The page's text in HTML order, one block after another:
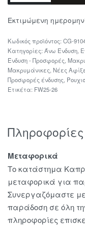
Εκτιμώμενη
CG-
Κατηγορίες: Άνω Ένδυση
Ένδυση - Προσφορές
Μακρυμάνικες Νέες
Προσφορές ένδυσης
Ετικέτα: FW25-26
Πληροφορίες
Μεταφορικά
Το κατάστημα
μεταφορικά για
Συνεργαζόμαστε
παράδοση σε όλη
πληροφορίες